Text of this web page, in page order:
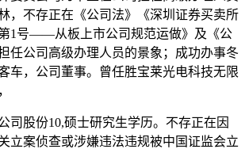
，不存正在《公司法》《深圳证券买卖所
第1号——从板上市公司规范运做》及《公
任公司高级办理人员的景象；成功办事冬
车，公司董事。曾任胜宝莱光电科技无限
股份10,硕士研究生学历。不存正在因
立案侦查或涉嫌违法违规被中国证监会立